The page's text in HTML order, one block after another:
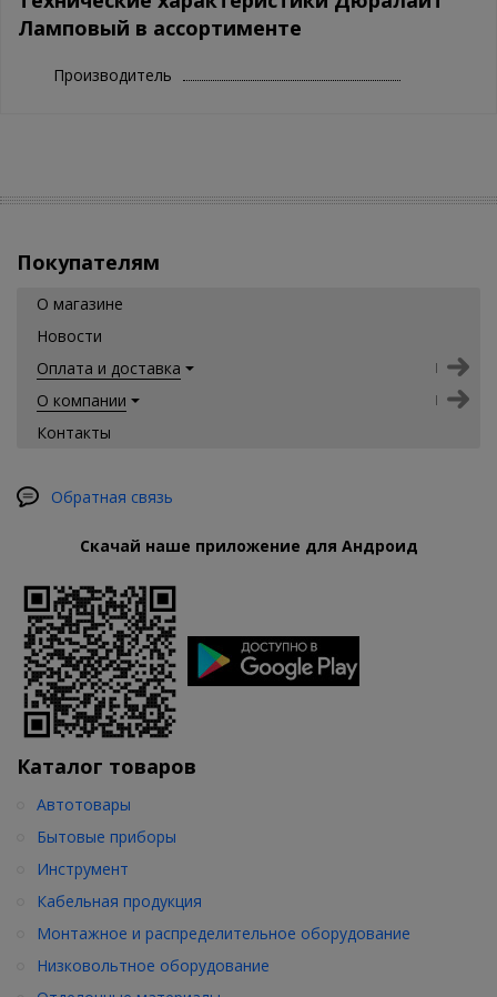
Ламповый в ассортименте
Производитель
Покупателям
О магазине
Новости
Оплата и доставка
О компании
Контакты
Обратная связь
Скачай наше приложение для Андроид
Каталог товаров
Автотовары
Бытовые приборы
Инструмент
Кабельная продукция
Монтажное и распределительное оборудование
Низковольтное оборудование